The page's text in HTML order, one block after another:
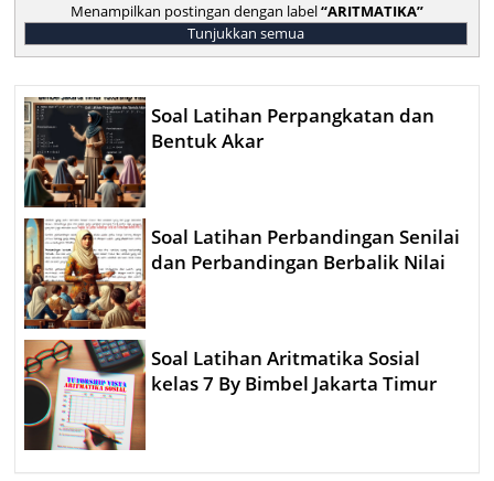
Menampilkan postingan dengan label ARITMATIKA
Tunjukkan semua
Soal Latihan Perpangkatan dan
Bentuk Akar
Soal Latihan Perbandingan Senilai
dan Perbandingan Berbalik Nilai
Soal Latihan Aritmatika Sosial
kelas 7 By Bimbel Jakarta Timur